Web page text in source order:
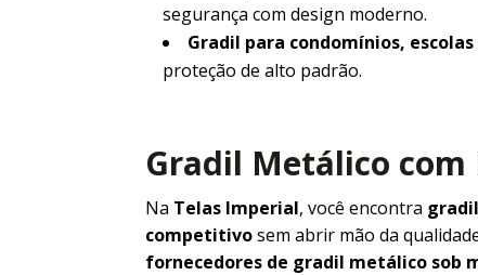
segurança com design moderno.
Gradil para condomínios,
proteção de alto padrão.
Gradil Metálico com
Na Telas Imperial, você encontra
competitivosem abrir mão da
fornecedores de gradil metálico sob